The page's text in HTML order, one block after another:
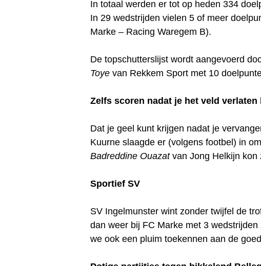
In totaal werden er tot op heden 334
In 29 wedstrijden vielen 5 of meer
Marke – Racing Waregem B).
De topschutterslijst wordt aangevoerd
Toye van Rekkem Sport met 10
Zelfs scoren nadat je het veld verlaten
Dat je geel kunt krijgen nadat je
Kuurne slaagde er (volgens footbel) in
Badreddine Ouazatvan Jong Helkijn kon
Sportief SV
SV Ingelmunster wint zonder twijfel de
dan weer bij FC Marke met 3
we ook een pluim toekennen aan de